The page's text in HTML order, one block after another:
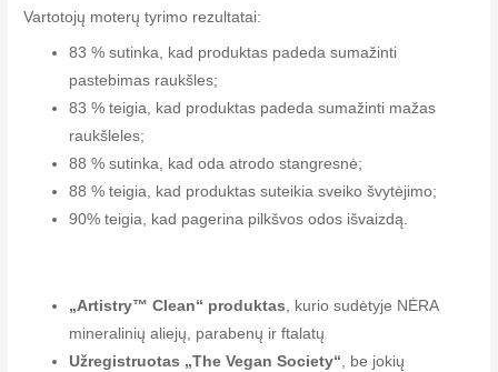
Vartotojų moterų tyrimo rezultatai:
83 % sutinka, kad produktas padeda sumažinti
pastebimas raukšles;
83 % teigia, kad produktas padeda sumažinti mažas
raukšleles;
88 % sutinka, kad oda atrodo stangresnė;
88 % teigia, kad produktas suteikia sveiko švytėjimo;
90% teigia, kad pagerina pilkšvos odos išvaizdą.
„Artistry™ Clean“ produktas , kurio sudėtyje NĖRA
mineralinių aliejų, parabenų ir ftalatų
Užregistruotas „The Vegan Society“ , be jokių